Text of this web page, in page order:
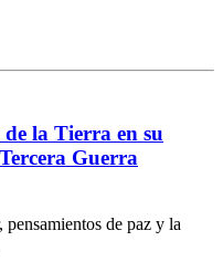
la Tierra en su
Guerra
de paz y la